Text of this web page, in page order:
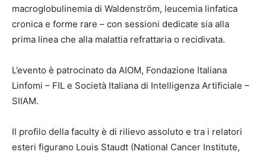
macroglobulinemia di Waldenström, leucemia linfatica
cronica e forme rare – con sessioni dedicate sia alla
prima linea che alla malattia refrattaria o recidivata.
L’evento è patrocinato da AIOM, Fondazione Italiana
Linfomi – FIL e Società Italiana di Intelligenza Artificiale –
SIIAM.
Il profilo della faculty è di rilievo assoluto e tra i relatori
esteri figurano Louis Staudt (National Cancer Institute,